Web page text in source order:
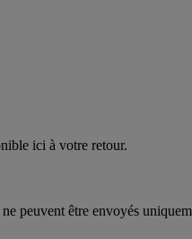
ici à votre retour.
peuvent être envoyés